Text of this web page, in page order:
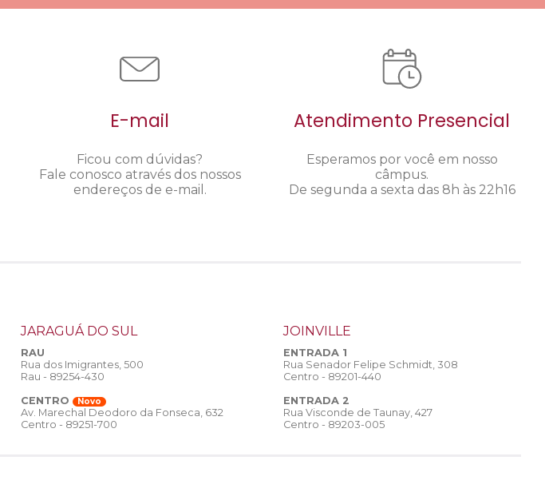
E-mail
Ficou com dúvidas?
Fale conosco através dos nossos
endereços de e-mail.
Atendimento Presencial
Esperamos por você em nosso
câmpus.
De segunda a sexta das 8h às 22h16
JARAGUÁ DO SUL
RAU
Rua dos Imigrantes, 500
Rau - 89254-430
CENTRO
Novo
Av. Marechal Deodoro da Fonseca, 632
Centro - 89251-700
JOINVILLE
ENTRADA 1
Rua Senador Felipe Schmidt, 308
Centro - 89201-440
ENTRADA 2
Rua Visconde de Taunay, 427
Centro - 89203-005